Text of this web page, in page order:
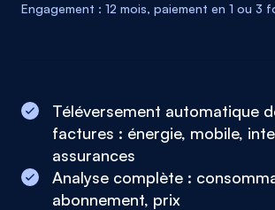
Engagement : 12 mois, paiement en 1 ou 3
Téléversement automatique
factures : énergie, mobile,
assurances
Analyse complète :
abonnement, prix